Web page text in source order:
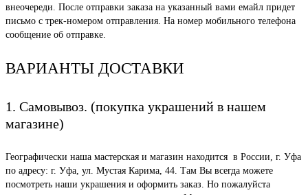
внеочереди. После отправки заказа на указанный вами емайл придет
письмо с трек-номером отправления. На номер мобильного телефона
сообщение об отправке.
ВАРИАНТЫ ДОСТАВКИ
1. Самовывоз. (покупка украшений в нашем
магазине)
Географически наша мастерская и магазин находится в России, г. Уфа
по адресу: г. Уфа, ул. Мустая Карима, 44. Там Вы всегда можете
посмотреть наши украшения и оформить заказ. Но пожалуйста